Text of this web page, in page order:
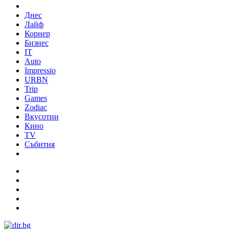
Днес
Лайф
Корнер
Бизнес
IT
Auto
Impressio
URBN
Trip
Games
Zodiac
Вкусотии
Кино
TV
Събития